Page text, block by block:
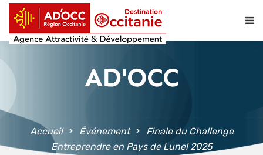
principal
AD'OCC
Accueil Événement
Finale du Challenge
Entreprendre en Pays de Lunel 2025